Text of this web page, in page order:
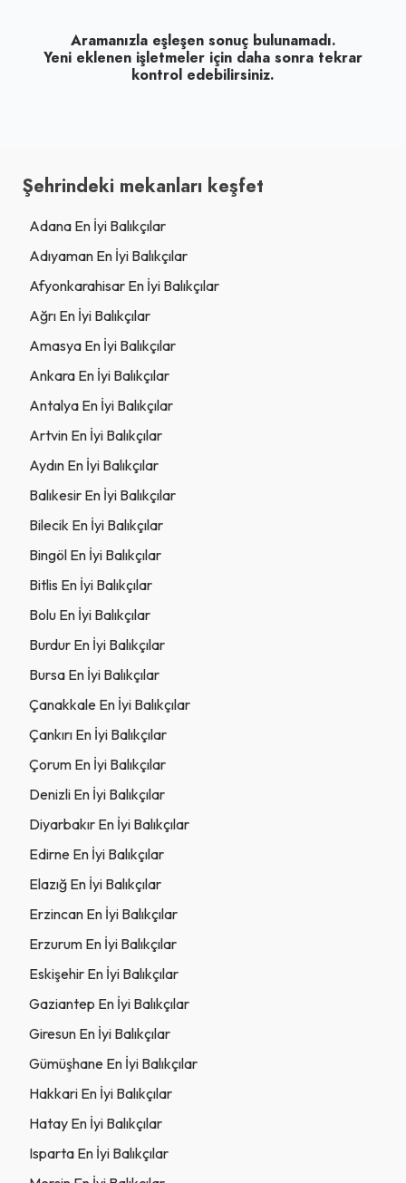
Aramanızla eşleşen sonuç bulunamadı.
Yeni eklenen işletmeler için daha sonra tekrar
kontrol edebilirsiniz.
Şehrindeki mekanları keşfet
Adana En İyi Balıkçılar
Adıyaman En İyi Balıkçılar
Afyonkarahisar En İyi Balıkçılar
Ağrı En İyi Balıkçılar
Amasya En İyi Balıkçılar
Ankara En İyi Balıkçılar
Antalya En İyi Balıkçılar
Artvin En İyi Balıkçılar
Aydın En İyi Balıkçılar
Balıkesir En İyi Balıkçılar
Bilecik En İyi Balıkçılar
Bingöl En İyi Balıkçılar
Bitlis En İyi Balıkçılar
Bolu En İyi Balıkçılar
Burdur En İyi Balıkçılar
Bursa En İyi Balıkçılar
Çanakkale En İyi Balıkçılar
Çankırı En İyi Balıkçılar
Çorum En İyi Balıkçılar
Denizli En İyi Balıkçılar
Diyarbakır En İyi Balıkçılar
Edirne En İyi Balıkçılar
Elazığ En İyi Balıkçılar
Erzincan En İyi Balıkçılar
Erzurum En İyi Balıkçılar
Eskişehir En İyi Balıkçılar
Gaziantep En İyi Balıkçılar
Giresun En İyi Balıkçılar
Gümüşhane En İyi Balıkçılar
Hakkari En İyi Balıkçılar
Hatay En İyi Balıkçılar
Isparta En İyi Balıkçılar